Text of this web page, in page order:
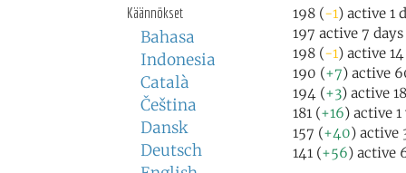
Käännökset
Bahasa
Indonesia
Català
Čeština
Dansk
Deutsch
198 (-1) active 1
197 active 7
198 (-1) active
190 (+7) active
194 (+3) active
181 (+16) active
157 (+40) active
141 (+56) active